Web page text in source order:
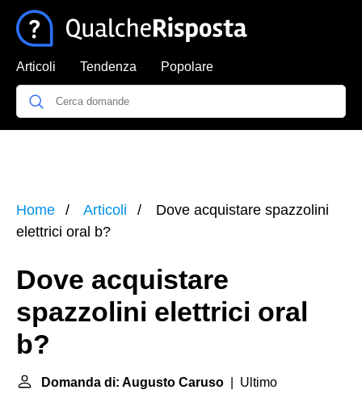
Articoli Tendenza Popolare
Home Articoli
Dove acquistare spazzolini
elettrici oral b?
Dove acquistare
spazzolini elettrici oral
b?
Domanda di: Augusto Caruso | Ultimo